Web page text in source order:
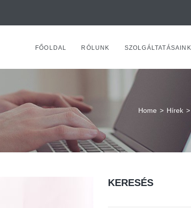
FŐOLDAL RÓLUNK SZOLGÁLTATÁSAINK
Home > Hírek >
KERESÉS